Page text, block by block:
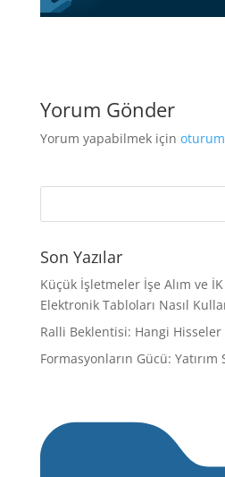
Yorum Gönder
Yorum yapabilmek için oturum
Son Yazılar
Küçük İşletmeler İşe Alım ve
Elektronik Tabloları Nasıl
Ralli Beklentisi: Hangi Hisseler
Formasyonların Gücü: